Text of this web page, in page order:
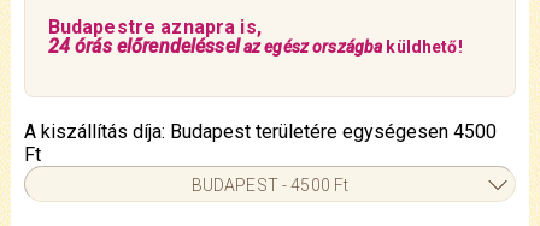
Budapestre aznapra is,
24 órás előrendelésselaz egész országbaküldhető!
A kiszállítás díja: Budapest területére egységesen 4500
Ft
BUDAPEST - 4500 Ft